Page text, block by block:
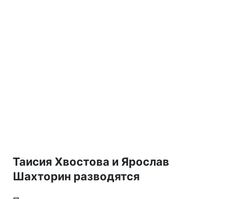
Таисия Хвостова и Ярослав
Шахторин разводятся